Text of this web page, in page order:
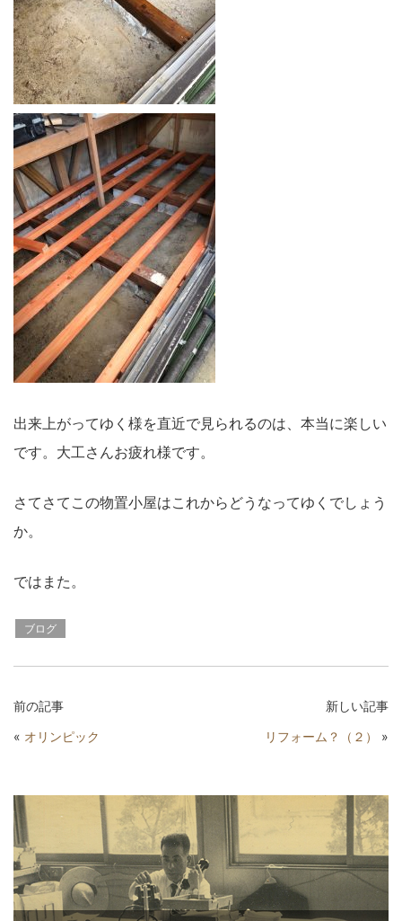
出来上がってゆく様を直近で見られるのは、本当に楽しい
です。大工さんお疲れ様です。
さてさてこの物置小屋はこれからどうなってゆくでしょう
か。
ではまた。
ブログ
前の記事
« オリンピック
新しい記事
リフォーム？（２）
»